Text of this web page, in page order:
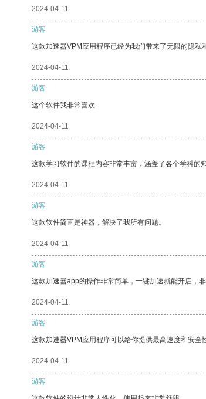
2024-04-11
游客
这款加速器VPM应用程序已经为我们带来了无限的隐私
2024-04-11
游客
这个软件我非常喜欢
2024-04-11
游客
这款学习软件的课程内容非常丰富，涵盖了各个学科的
2024-04-11
游客
这款软件简直是神器，解决了我所有问题。
2024-04-11
游客
这款加速器app的操作非常简单，一键加速就能开启，非
2024-04-11
游客
这款加速器VPM应用程序可以给你提供最高速度和安全
2024-04-11
游客